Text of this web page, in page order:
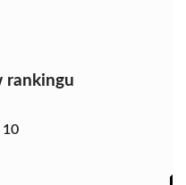
rankingu
10